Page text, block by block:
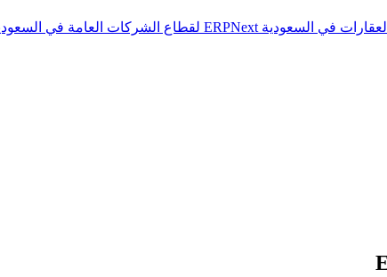
ERPNext لقطاع الشركات العامة في السعودية